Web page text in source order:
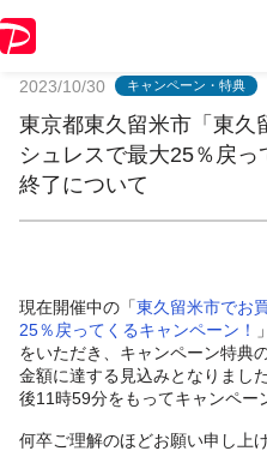
2023/10/30 キャンペーン・特典
東京都東久留米市「東久
シュレスで最大25％戻
終了について
現在開催中の「東久留米市でお
25％戻ってくるキャンペーン！
をいただき、キャンペーン特典
金額に達する見込みとなりまし
後11時59分をもってキャンペー
何卒ご理解のほどお願い申し上げ